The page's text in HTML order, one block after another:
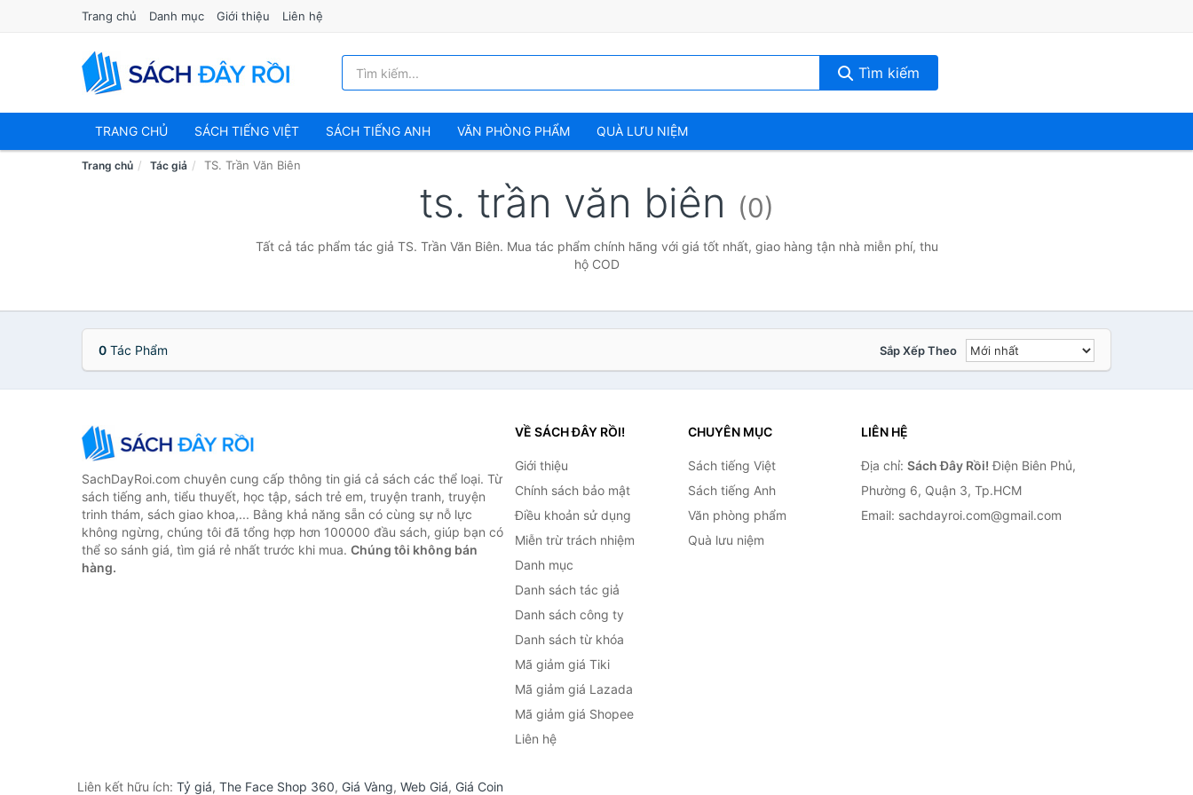
Trang chủ Danh mục Giới thiệu Liên hệ
Tìm kiếm
TRANG CHỦ SÁCH TIẾNG VIỆT SÁCH TIẾNG ANH VĂN PHÒNG PHẨM QUÀ LƯU NIỆM
Trang chủ Tác giả TS. Trần Văn Biên
ts. trần văn biên (0)
Tất cả tác phẩm tác giả TS. Trần Văn Biên. Mua tác phẩm chính hãng với giá tốt nhất, giao hàng tận nhà miễn phí, thu
hộ COD
0 Tác Phẩm Sắp Xếp Theo
SachDayRoi.com chuyên cung cấp thông tin giá cả sách các thể loại. Từ
sách tiếng anh, tiểu thuyết, học tập, sách trẻ em, truyện tranh, truyện
trinh thám, sách giao khoa,... Bằng khả năng sẵn có cùng sự nỗ lực
không ngừng, chúng tôi đã tổng hợp hơn 100000 đầu sách, giúp bạn có
thể so sánh giá, tìm giá rẻ nhất trước khi mua. Chúng tôi không bán
hàng.
VỀ SÁCH ĐÂY RỒI!
Giới thiệu
Chính sách bảo mật
Điều khoản sử dụng
Miễn trừ trách nhiệm
Danh mục
Danh sách tác giả
Danh sách công ty
Danh sách từ khóa
Mã giảm giá Tiki
Mã giảm giá Lazada
Mã giảm giá Shopee
Liên hệ
CHUYÊN MỤC
Sách tiếng Việt
Sách tiếng Anh
Văn phòng phẩm
Quà lưu niệm
LIÊN HỆ
Địa chỉ: Sách Đây Rồi! Điện Biên Phủ,
Phường 6, Quận 3, Tp.HCM
Email: sachdayroi.com@gmail.com
Liên kết hữu ích: Tỷ giá, The Face Shop 360, Giá Vàng, Web Giá, Giá Coin